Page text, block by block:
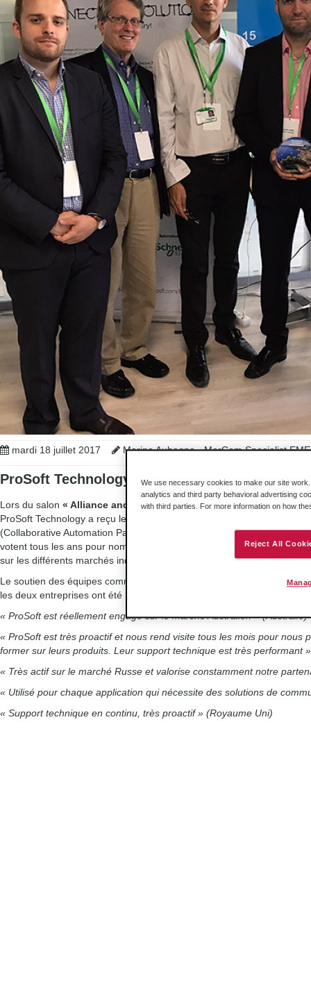
mardi 18 juillet 2017 Marine Aubagna - MarCom Specialist
ProSoft Technology élu “Partenaire de
Lors du salon « Alliance and CAPP Global Event 2017 »qui s’est
ProSoft Technology a reçu le prix du
(Collaborative Automation Partner Program) de Schneider Electric.
votent tous les ans pour nominer les partenaires qu’ils considèrent
sur les différents marchés industriels.
Le soutien des équipes commerciales et marketing de ProSoft
les deux entreprises ont été récompensés une fois de plus :
« ProSoft est réellement engagé sur le marché Australien » (Australie)
« ProSoft est très proactif et nous rend visite tous les mois pour nous
former sur leurs produits. Leur support technique est très performant
« Très actif sur le marché Russe et valorise constamment notre
« Utilisé pour chaque application qui nécessite des solutions de
« Support technique en continu, très proactif » (Royaume Uni)
We use necessary cookies to make our site
analytics and third party behavioral advertising
with third parties. For more information on how
Reject All